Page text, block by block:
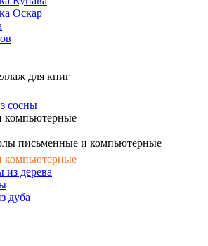
Оскар
для книг
сосны
компьютерные
письменные и компьютерные
компьютерные
дерева
дуба